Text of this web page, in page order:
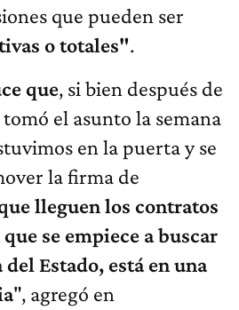
que pueden ser
o totales".
que, si bien después de
el asunto la semana
en la puerta y se
la firma de
lleguen los contratos
se empiece a buscar
Estado, está en una
", agregó en